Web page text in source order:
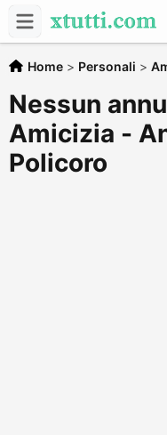
Home > Personali >
Nessun
Amicizia -
Policoro